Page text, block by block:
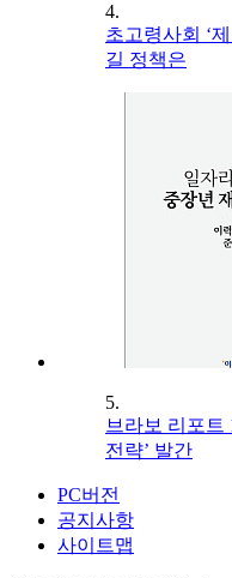
4.
초고령사회 ‘
길 정책은
5.
브라보 리포트
전략’ 발간
PC버전
공지사항
사이트맵